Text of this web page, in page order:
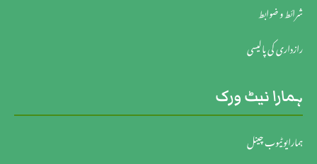
شرائط و ضوابط
رازداری کی پالیسی
ہمارا نیٹ ورک
ہمارایوٹیوب چینل